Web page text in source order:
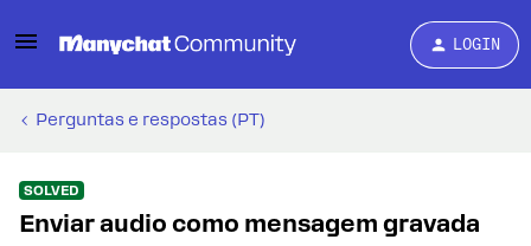
LOGIN
Perguntas e respostas (PT)
SOLVED
Enviar audio como mensagem gravada